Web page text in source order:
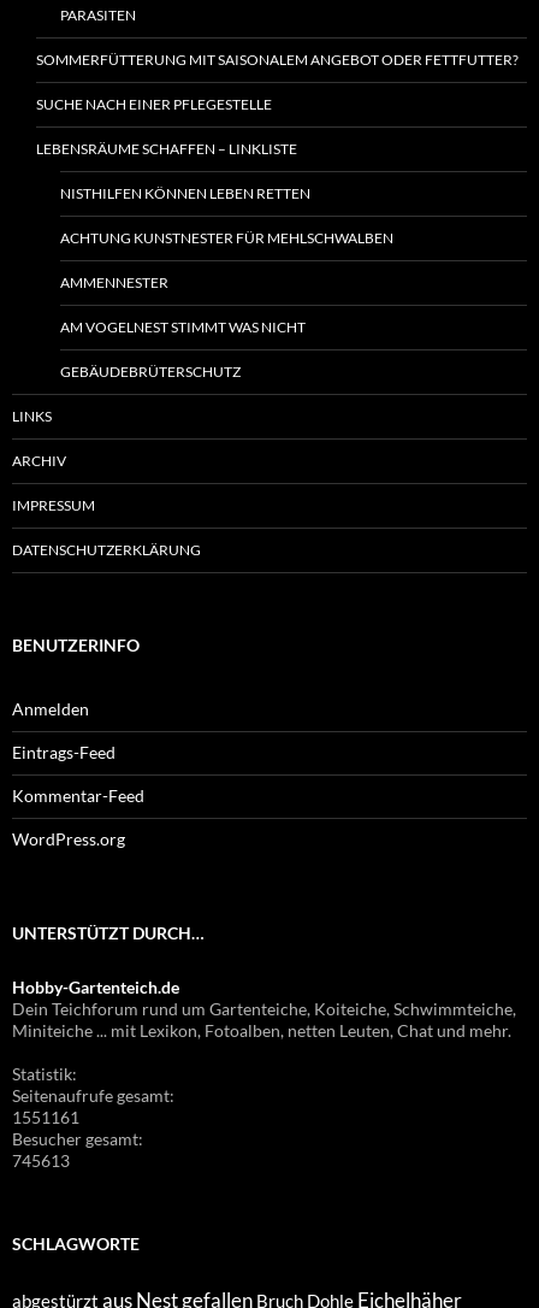
PARASITEN
SOMMERFÜTTERUNG MIT SAISONALEM ANGEBOT ODER FETTFUTTER?
SUCHE NACH EINER PFLEGESTELLE
LEBENSRÄUME SCHAFFEN – LINKLISTE
NISTHILFEN KÖNNEN LEBEN RETTEN
ACHTUNG KUNSTNESTER FÜR MEHLSCHWALBEN
AMMENNESTER
AM VOGELNEST STIMMT WAS NICHT
GEBÄUDEBRÜTERSCHUTZ
LINKS
ARCHIV
IMPRESSUM
DATENSCHUTZERKLÄRUNG
BENUTZERINFO
Anmelden
Eintrags-Feed
Kommentar-Feed
WordPress.org
UNTERSTÜTZT DURCH…
Hobby-Gartenteich.de
Dein Teichforum rund um Gartenteiche, Koiteiche, Schwimmteiche,
Miniteiche ... mit Lexikon, Fotoalben, netten Leuten, Chat und mehr.
Statistik:
Seitenaufrufe gesamt:
1551161
Besucher gesamt:
745613
SCHLAGWORTE
abgestürzt aus Nest gefallen Bruch Dohle Eichelhäher